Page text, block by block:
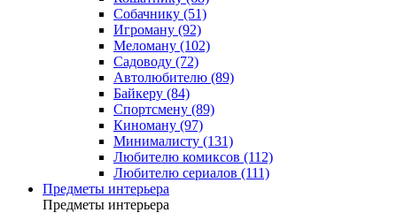
Собачнику (51)
Игроману (92)
Меломану (102)
Садоводу (72)
Автолюбителю (89)
Байкеру (84)
Спортсмену (89)
Киноману (97)
Минималисту (131)
Любителю комиксов (112)
Любителю сериалов (111)
Предметы интерьера
Предметы интерьера